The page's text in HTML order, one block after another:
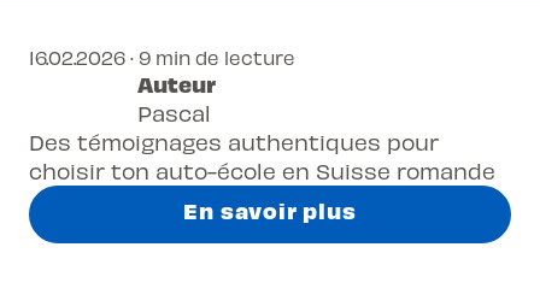
Des témoignages authentiques pour
choisir ton auto-école en Suisse romande
En savoir plus
16.02.2026 · 9 min de lecture
Auteur
Pascal